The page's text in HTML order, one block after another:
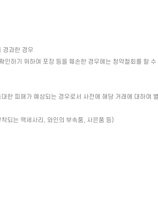
경과한 경우
하기 위하여 포장 등을 훼손한 경우에는 청약철회를 할 수
한 피해가 예상되는 경우로서 사전에 해당 거래에 대하여
되는 액세사리, 와인의 부속품, 사은품 등)